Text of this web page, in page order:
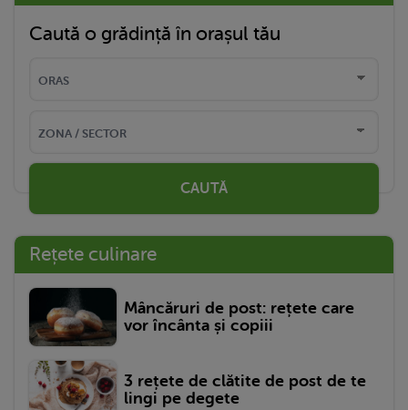
Caută o grădință în orașul tău
CAUTĂ
Rețete culinare
Mâncăruri de post: rețete care
vor încânta și copiii
3 rețete de clătite de post de te
lingi pe degete